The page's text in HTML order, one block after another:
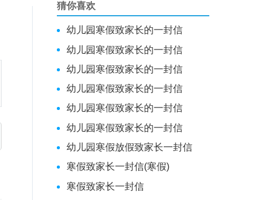
猜你喜欢
幼儿园寒假致家长的一封信
幼儿园寒假致家长的一封信
幼儿园寒假致家长的一封信
幼儿园寒假致家长的一封信
幼儿园寒假致家长的一封信
幼儿园寒假致家长的一封信
幼儿园寒假放假致家长一封信
寒假致家长一封信(寒假)
寒假致家长一封信